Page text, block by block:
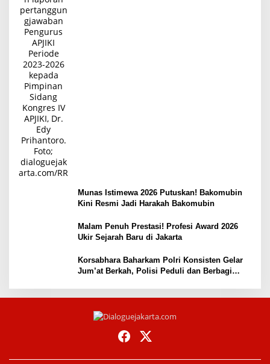
Munas Istimewa 2026 Putuskan! Bakomubin
Kini Resmi Jadi Harakah Bakomubin
Malam Penuh Prestasi! Profesi Award 2026
Ukir Sejarah Baru di Jakarta
Korsabhara Baharkam Polri Konsisten Gelar
Jum’at Berkah, Polisi Peduli dan Berbagi